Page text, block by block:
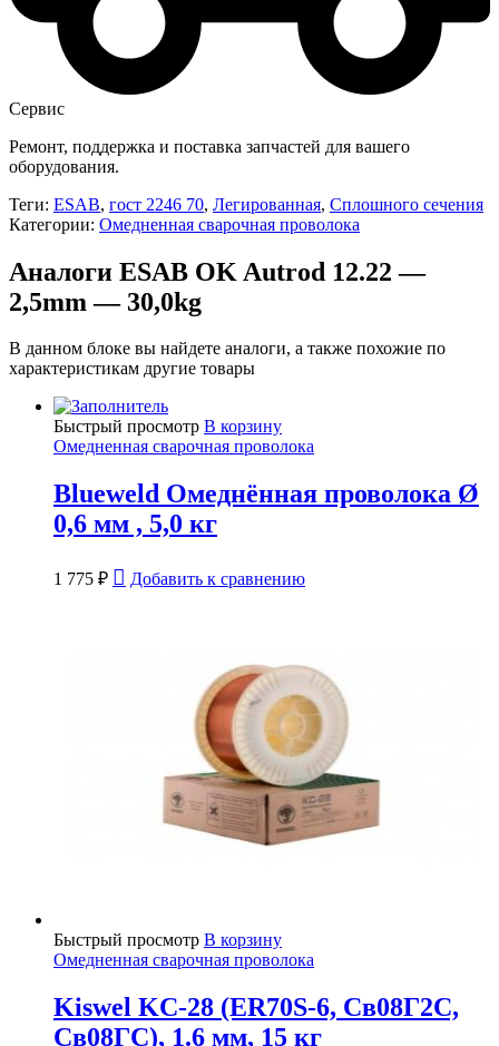
Сервис
Ремонт, поддержка и поставка запчастей для вашего
оборудования.
Теги: ESAB, гост 2246 70, Легированная, Сплошного сечения
Категории: Омедненная сварочная проволока
Аналоги ESAB OK Autrod 12.22 —
2,5mm — 30,0kg
В данном блоке вы найдете аналоги, а также похожие по
характеристикам другие товары
Быстрый просмотр В корзину
Омедненная сварочная проволока
Blueweld Омеднённая проволока Ø
0,6 мм , 5,0 кг
1 775 ₽ Добавить к сравнению
Быстрый просмотр В корзину
Омедненная сварочная проволока
Kiswel KC-28 (ER70S-6, Св08Г2С,
Св08ГС), 1.6 мм, 15 кг